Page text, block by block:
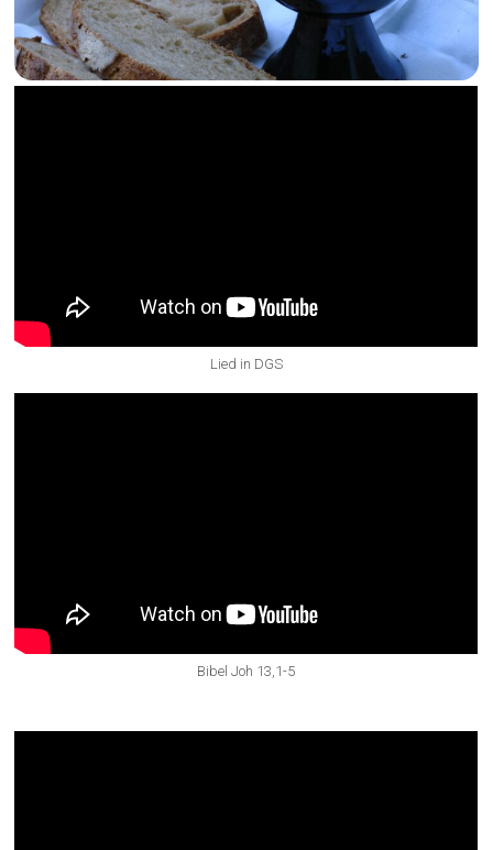
Lied in DGS
Bibel Joh 13,1-5